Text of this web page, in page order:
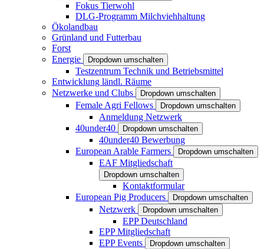
Fokus Tierwohl
DLG-Programm Milchviehhaltung
Ökolandbau
Grünland und Futterbau
Forst
Energie
Dropdown umschalten
Testzentrum Technik und Betriebsmittel
Entwicklung ländl. Räume
Netzwerke und Clubs
Dropdown umschalten
Female Agri Fellows Dropdown umschalten
Anmeldung Netzwerk
40under40
Dropdown umschalten
40under40 Bewerbung
European Arable Farmers
Dropdown umschalten
EAF Mitgliedschaft
Dropdown umschalten
Kontaktformular
European Pig Producers
Dropdown umschalten
Netzwerk Dropdown umschalten
EPP Deutschland
EPP Mitgliedschaft
EPP Events
Dropdown umschalten